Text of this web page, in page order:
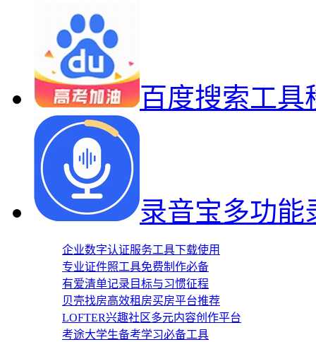
百度搜索工具
录音宝多功能
企业数字认证服务工具下载使用
专业证件照工具免费制作必备
有爱清单记录目标与习惯征程
贝壳找房高效租房买房平台推荐
LOFTER兴趣社区多元内容创作平台
考途大学生备考学习必备工具